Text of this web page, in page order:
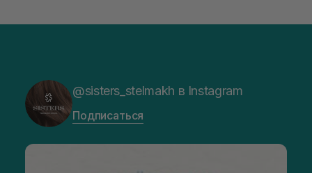
@sisters_stelmakh в Instagram
Подписаться